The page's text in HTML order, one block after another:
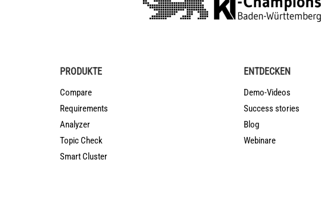
PRODUKTE
Compare
Requirements
Analyzer
Topic Check
Smart Cluster
ENTDECKEN
Demo-Videos
Success stories
Blog
Webinare